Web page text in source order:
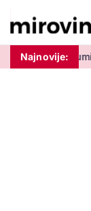
Najnovije:'Zbog